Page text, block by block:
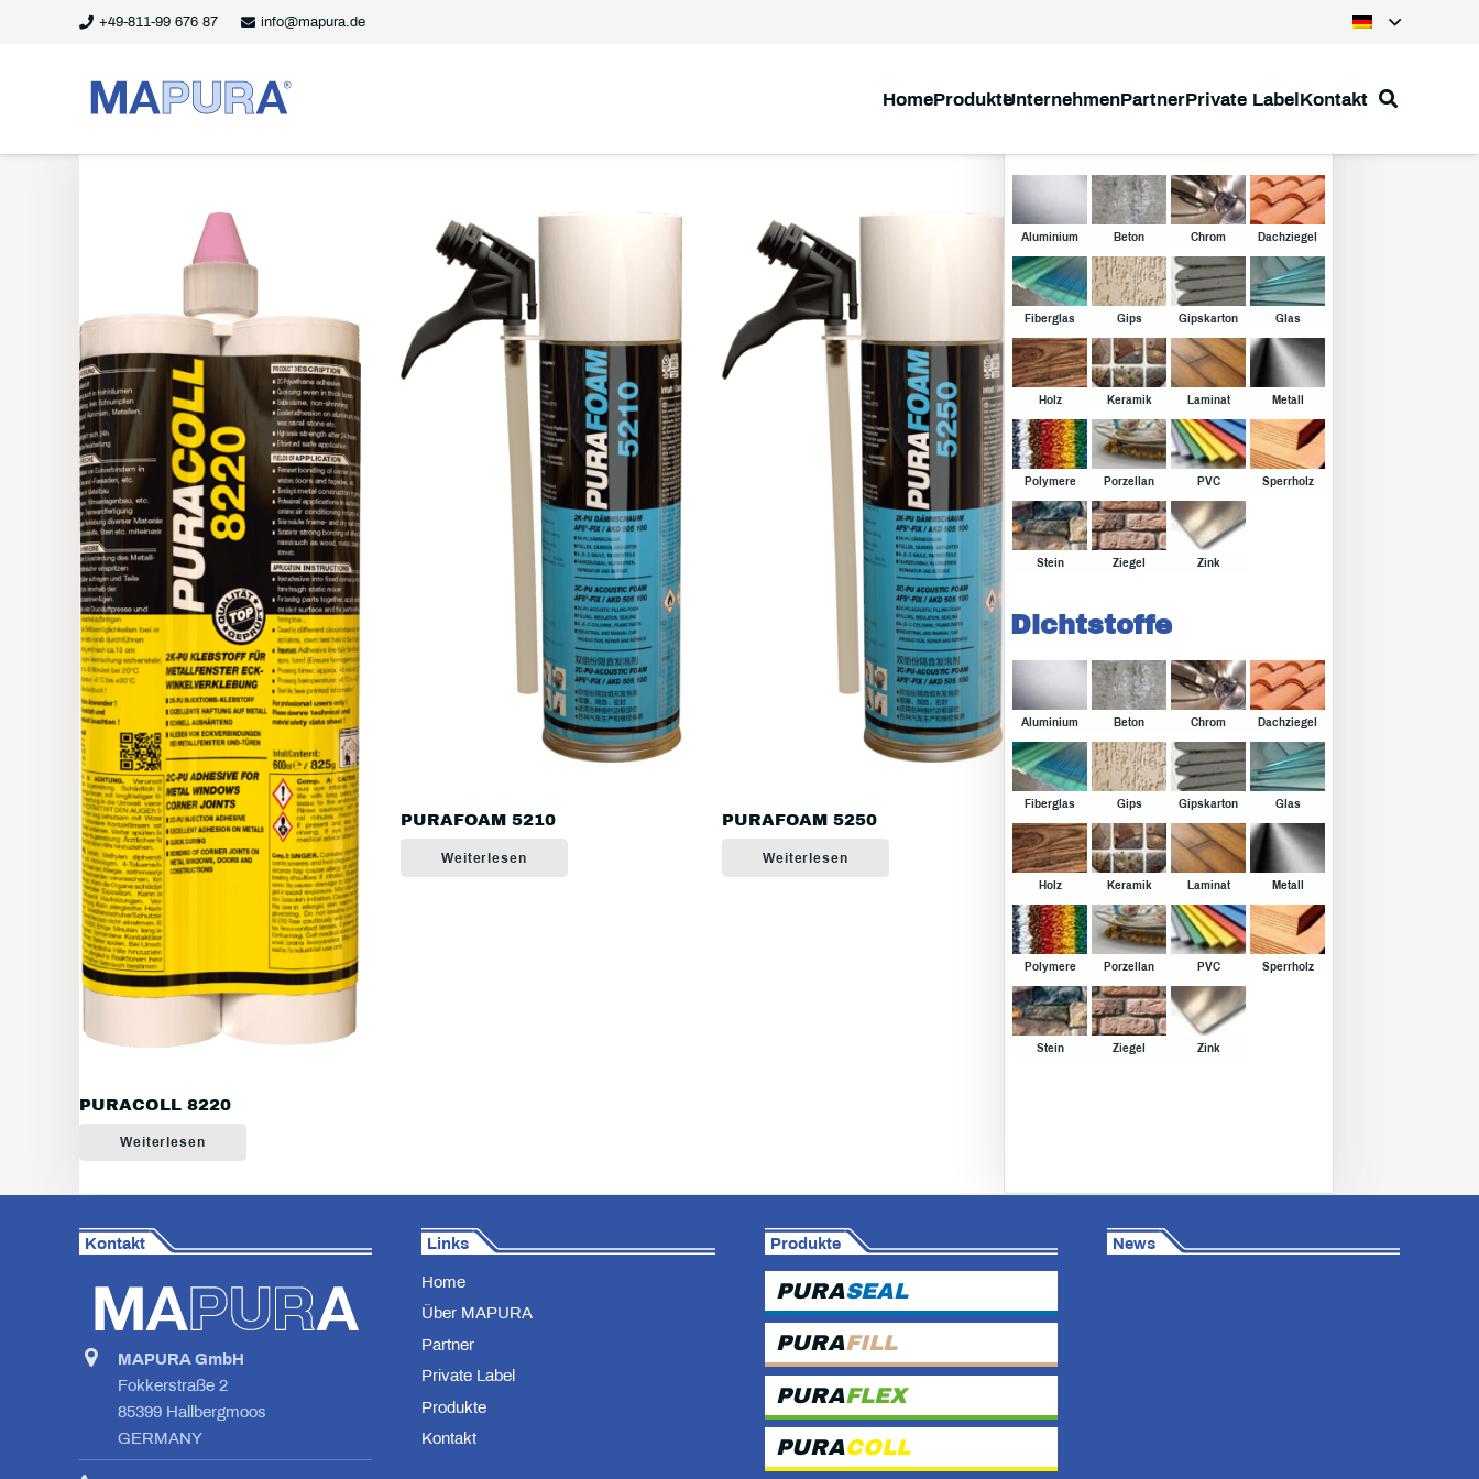
+49-811-99 676 87 info@mapura.de
HomeProdukteUnternehmenPartnerPrivate LabelKontakt
PURACOLL 8220
Weiterlesen
PURAFOAM 5210
Weiterlesen
PURAFOAM 5250
Weiterlesen
Aluminium Beton Chrom Dachziegel
Fiberglas Gips Gipskarton Glas
Holz Keramik Laminat Metall
Polymere Porzellan PVC Sperrholz
Stein Ziegel Zink
Dichtstoffe
Aluminium Beton Chrom Dachziegel
Fiberglas Gips Gipskarton Glas
Holz Keramik Laminat Metall
Polymere Porzellan PVC Sperrholz
Stein Ziegel Zink
Kontakt
MAPURA GmbH
Fokkerstraße 2
85399 Hallbergmoos
GERMANY
Links
Home
Über MAPURA
Partner
Private Label
Produkte
Kontakt
Produkte
PURASEAL
PURAFILL
PURAFLEX
PURACOLL
News